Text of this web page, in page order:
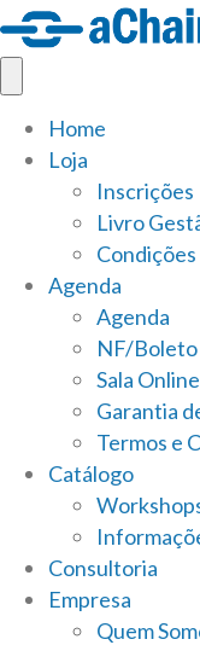
Home
Loja
Inscrições
Livro
Agenda
Agenda
NF/Boleto
Sala
Garantia
Termos e
Catálogo
Consultoria
Empresa
Quem